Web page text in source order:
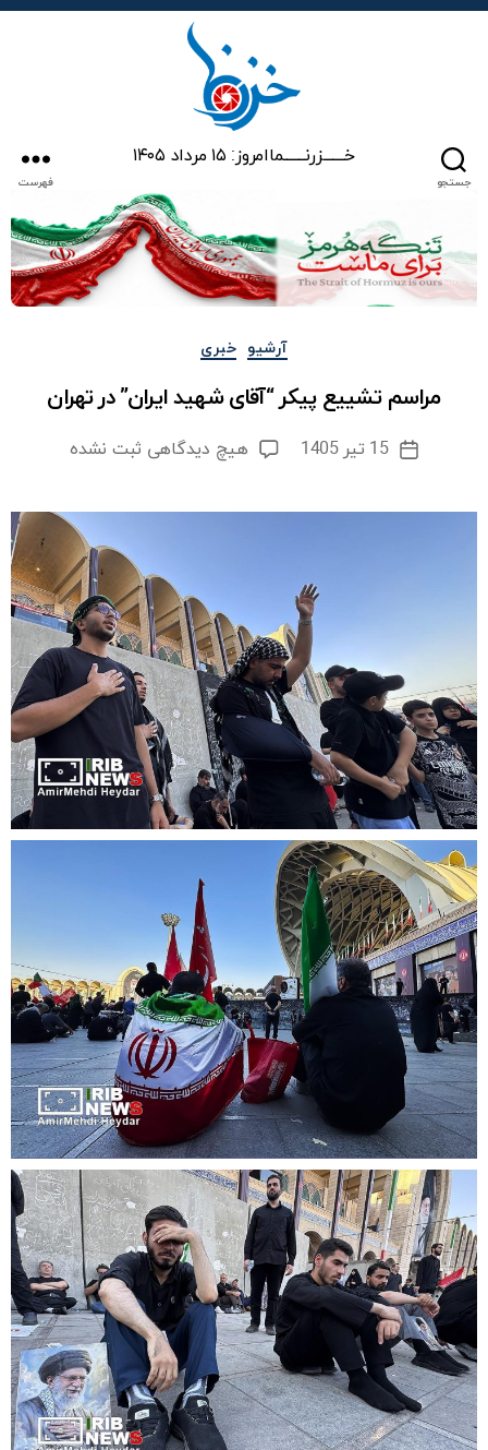
جستجو
خـــــــزرنـــــــماامروز: ۱۵ مرداد ۱۴۰۵
فهرست
دسته‌ها آرشیو خبری
مراسم تشییع پیکر “آقای شهید ایران” در تهران
تاریخ
15 تیر 1405 هیچ دیدگاهی برای
“آقای
شهید
ایران”
در
تهران
ثبت نشده